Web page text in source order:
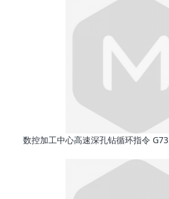
数控加工中心高速深孔钻循环指令 G73